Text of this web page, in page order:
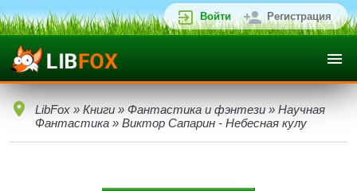
Войти Регистрация
LibFox » Книги » Фантастика и фэнтези » Научная
Фантастика » Виктор Сапарин - Небесная кулу